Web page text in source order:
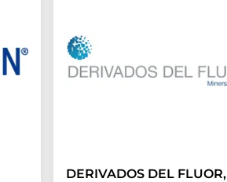
DERIVADOS DEL FLUOR,